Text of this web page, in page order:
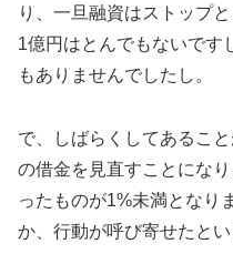
り、一旦融資はストップ
1億円はとんでもないです
もありませんでしたし。
で、しばらくしてあるこ
の借金を見直すことにな
ったものが1%未満となり
か、行動が呼び寄せたと